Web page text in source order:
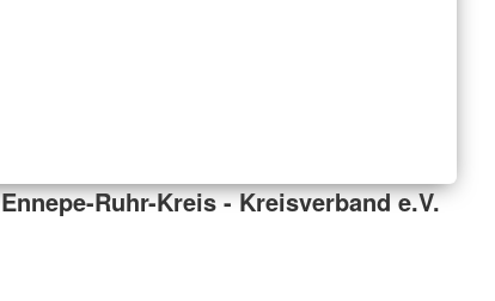
Ruhr-Kreis - Kreisverband e.V.